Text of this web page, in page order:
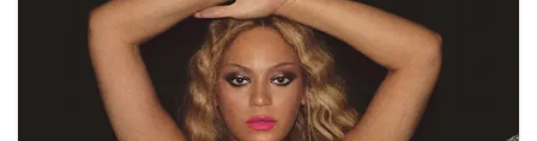
tindakan sewajarnya.
“Penghinaan terhadap institusi Raja dan agama Islam
tidak boleh dibiarkan serta dipandang enteng. Adalah
wajar tindakan mengikut undang-undang diambil